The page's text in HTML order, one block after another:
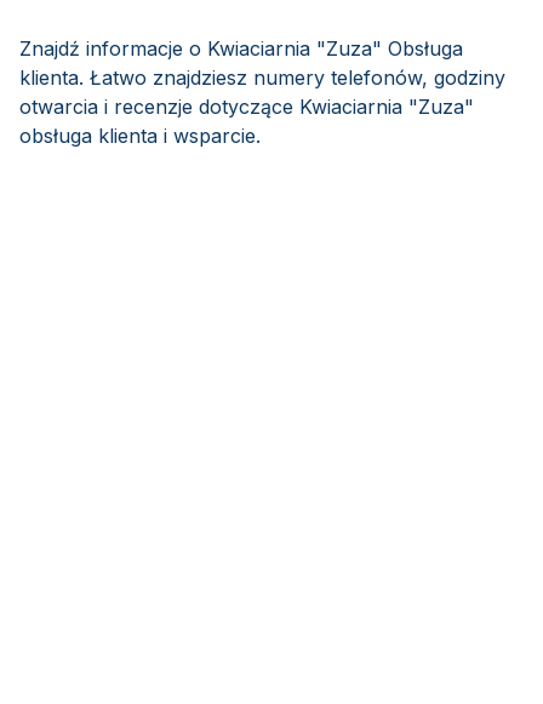
Znajdź informacje o Kwiaciarnia "Zuza" Obsługa
klienta. Łatwo znajdziesz numery telefonów, godziny
otwarcia i recenzje dotyczące Kwiaciarnia "Zuza"
obsługa klienta i wsparcie.